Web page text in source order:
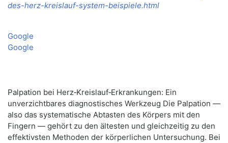
des-herz-kreislauf-system-beispiele.html
Google
Google
Palpation bei Herz‑Kreislauf‑Erkrankungen: Ein
unverzichtbares diagnostisches Werkzeug Die Palpation —
also das systematische Abtasten des Körpers mit den
Fingern — gehört zu den ältesten und gleichzeitig zu den
effektivsten Methoden der körperlichen Untersuchung. Bei